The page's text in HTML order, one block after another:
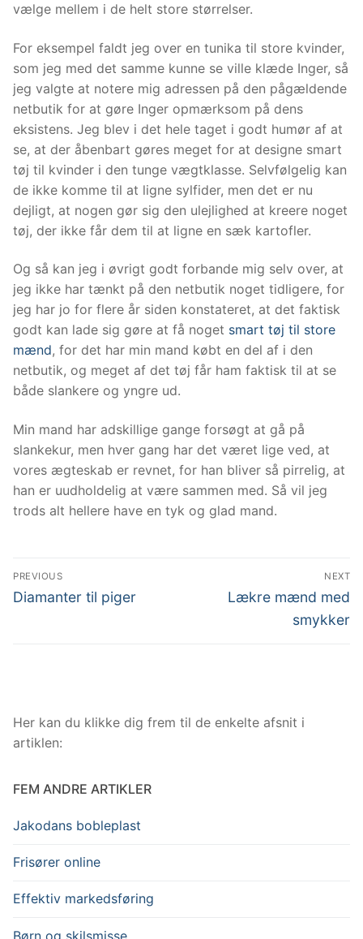
vælge mellem i de helt store størrelser.
For eksempel faldt jeg over en tunika til store kvinder,
som jeg med det samme kunne se ville klæde Inger, så
jeg valgte at notere mig adressen på den pågældende
netbutik for at gøre Inger opmærksom på dens
eksistens. Jeg blev i det hele taget i godt humør af at
se, at der åbenbart gøres meget for at designe smart
tøj til kvinder i den tunge vægtklasse. Selvfølgelig kan
de ikke komme til at ligne sylfider, men det er nu
dejligt, at nogen gør sig den ulejlighed at kreere noget
tøj, der ikke får dem til at ligne en sæk kartofler.
Og så kan jeg i øvrigt godt forbande mig selv over, at
jeg ikke har tænkt på den netbutik noget tidligere, for
jeg har jo for flere år siden konstateret, at det faktisk
godt kan lade sig gøre at få noget smart tøj til store
mænd, for det har min mand købt en del af i den
netbutik, og meget af det tøj får ham faktisk til at se
både slankere og yngre ud.
Min mand har adskillige gange forsøgt at gå på
slankekur, men hver gang har det været lige ved, at
vores ægteskab er revnet, for han bliver så pirrelig, at
han er uudholdelig at være sammen med. Så vil jeg
trods alt hellere have en tyk og glad mand.
Indlægsnavigation
PREVIOUS
Previous
Diamanter til piger
NEXT
Next
Lækre mænd med
smykker
Her kan du klikke dig frem til de enkelte afsnit i
artiklen:
FEM ANDRE ARTIKLER
Jakodans bobleplast
Frisører online
Effektiv markedsføring
Børn og skilsmisse